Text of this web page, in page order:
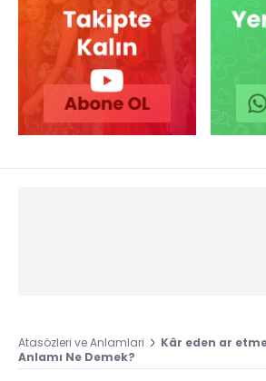
Atasözleri ve Anlamlari
Kâr eden ar
Anlamı Ne Demek?